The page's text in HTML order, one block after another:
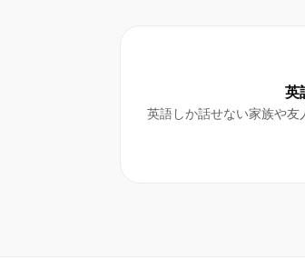
英
英語しか話せない家族や友